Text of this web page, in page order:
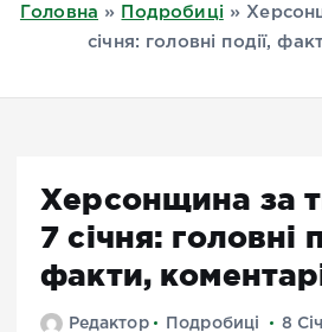
Головна » Подробиці »
січня: головні події,
Херсонщина за
7 січня: головні
факти,
Редактор Подробиці
8